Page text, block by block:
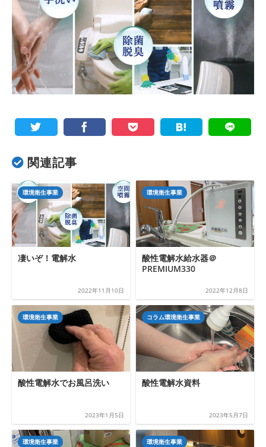
関連記事
環境衛生事業
凄いぞ！電解水
2022年11月10日
環境衛生事業
酸性電解水給水器＠
PREMIUM330
2022年12月8日
環境衛生事業
酸性電解水でお風呂洗い
2023年1月5日
コラム環境衛生事業
酸性電解水資料
2023年5月7日
環境衛生事業 環境衛生事業